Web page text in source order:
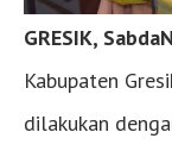
GRESIK,
Kabupaten
dilakukan